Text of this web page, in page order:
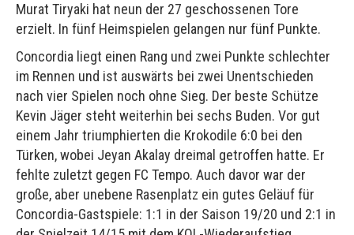
Murat Tiryaki hat neun der 27 geschossenen Tore
erzielt. In fünf Heimspielen gelangen nur fünf Punkte.
Concordia liegt einen Rang und zwei Punkte schlechter
im Rennen und ist auswärts bei zwei Unentschieden
nach vier Spielen noch ohne Sieg. Der beste Schütze
Kevin Jäger steht weiterhin bei sechs Buden. Vor gut
einem Jahr triumphierten die Krokodile 6:0 bei den
Türken, wobei Jeyan Akalay dreimal getroffen hatte. Er
fehlte zuletzt gegen FC Tempo. Auch davor war der
große, aber unebene Rasenplatz ein gutes Geläuf für
Concordia-Gastspiele: 1:1 in der Saison 19/20 und 2:1 in